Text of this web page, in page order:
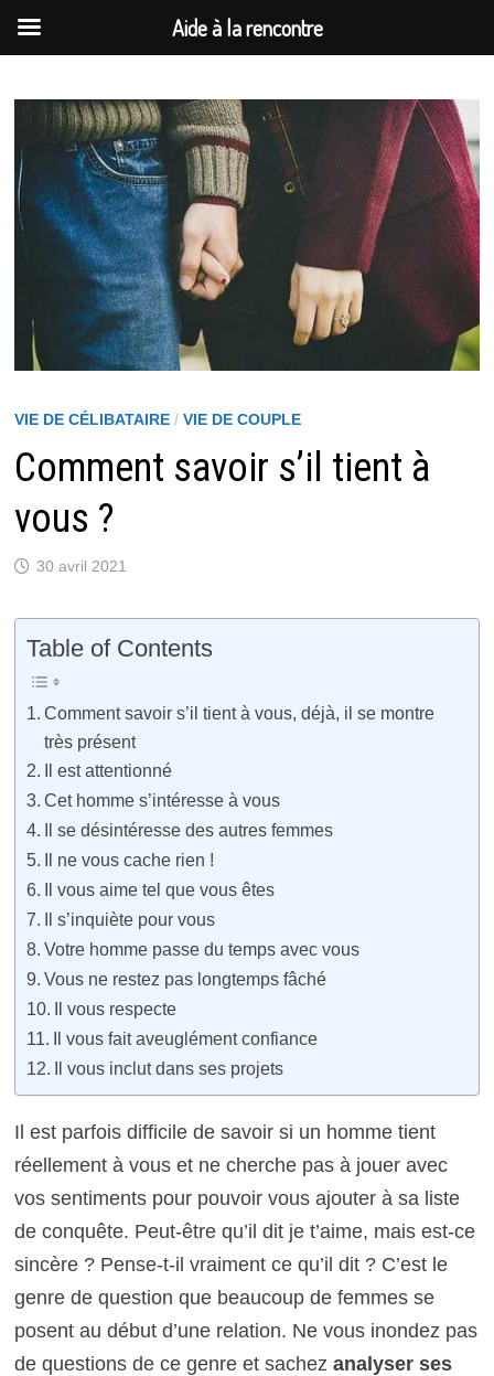
au
contenu
VIE DE CÉLIBATAIRE/ VIE DE COUPLE
Comment savoir s’il tient à
vous ?
30 avril 2021
Table of Contents
Comment savoir s’il tient à vous, déjà, il se montre
très présent
Il est attentionné
Cet homme s’intéresse à vous
Il se désintéresse des autres femmes
Il ne vous cache rien !
Il vous aime tel que vous êtes
Il s’inquiète pour vous
Votre homme passe du temps avec vous
Vous ne restez pas longtemps fâché
Il vous respecte
Il vous fait aveuglément confiance
Il vous inclut dans ses projets
Il est parfois difficile de savoir si un homme tient
réellement à vous et ne cherche pas à jouer avec
vos sentiments pour pouvoir vous ajouter à sa liste
de conquête. Peut-être qu’il dit je t’aime, mais est-ce
sincère ? Pense-t-il vraiment ce qu’il dit ? C’est le
genre de question que beaucoup de femmes se
posent au début d’une relation. Ne vous inondez pas
de questions de ce genre et sachez analyser ses
Aide à la rencontre